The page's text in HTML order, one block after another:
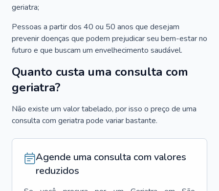
geriatra;
Pessoas a partir dos 40 ou 50 anos que desejam
prevenir doenças que podem prejudicar seu bem-estar no
futuro e que buscam um envelhecimento saudável.
Quanto custa uma consulta com
geriatra?
Não existe um valor tabelado, por isso o preço de uma
consulta com geriatra pode variar bastante.
Agende uma consulta com valores
reduzidos